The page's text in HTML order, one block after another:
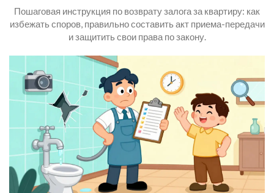
Пошаговая инструкция по возврату залога за квартиру: как
избежать споров, правильно составить акт приема-передачи
и защитить свои права по закону.